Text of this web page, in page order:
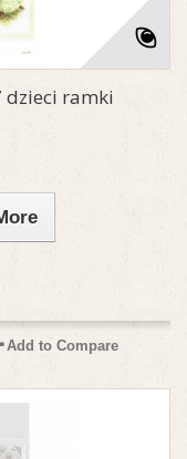
ramki
Add to Compare